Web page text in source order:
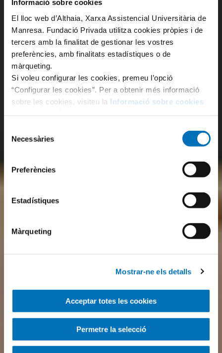
Informació sobre cookies
El lloc web d’Althaia, Xarxa Assistencial Universitària de
Manresa. Fundació Privada utilitza cookies pròpies i de
tercers amb la finalitat de gestionar les vostres
preferències, amb finalitats estadístiques o de
màrqueting.
Si voleu configurar les cookies, premeu l’opció
“Configurar les cookies”. Per a obtenir més informació
sobre les cookies, visiteu la Informació sobre cookies
Necessàries
Preferències
Estadístiques
Màrqueting
Mostrar-ne els detalls
Acceptar totes les cookies
Permetre la selecció